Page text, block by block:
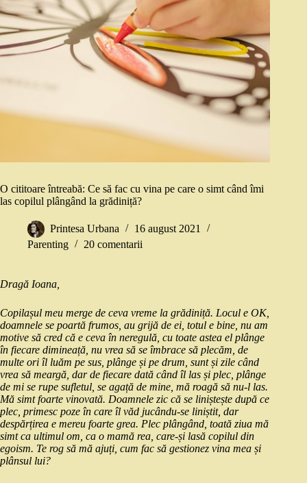
O cititoare întreabă: Ce să fac cu vina pe care o simt când îmi
las copilul plângând la grădiniță?
Printesa Urbana
16 august 2021
Parenting
20 comentarii
Dragă Ioana,
Copilașul meu merge de ceva vreme la grădiniță. Locul e OK,
doamnele se poartă frumos, au grijă de ei, totul e bine, nu am
motive să cred că e ceva în neregulă, cu toate astea el plânge
în fiecare dimineață, nu vrea să se îmbrace să plecăm, de
multe ori îl luăm pe sus, plânge și pe drum, sunt și zile când
vrea să meargă, dar de fiecare dată când îl las și plec, plânge
de mi se rupe sufletul, se agață de mine, mă roagă să nu-l las.
Mă simt foarte vinovată. Doamnele zic că se liniștește după ce
plec, primesc poze în care îl văd jucându-se liniștit, dar
despărțirea e mereu foarte grea. Plec plângând, toată ziua mă
simt ca ultimul om, ca o mamă rea, care-și lasă copilul din
egoism. Te rog să mă ajuți, cum fac să gestionez vina mea și
plânsul lui?